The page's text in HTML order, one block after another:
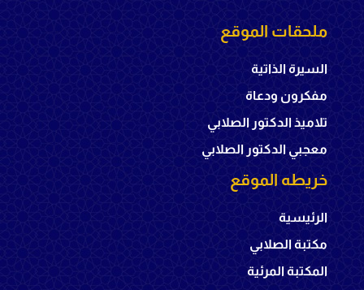
ملحقات الموقع
السيرة الذاتية
مفكرون ودعاة
تلاميذ الدكتور الصلابي
معجبي الدكتور الصلابي
خريطه الموقع
الرئيسية
مكتبة الصلابي
المكتبة المرئية